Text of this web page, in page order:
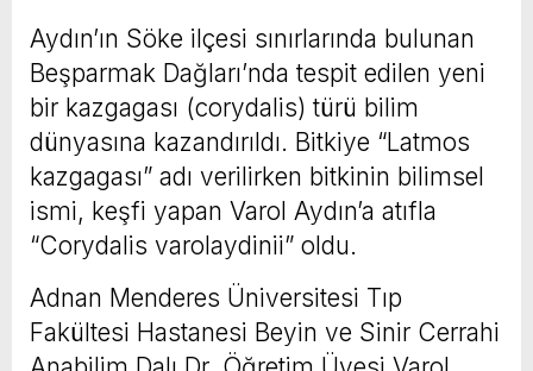
Aydın’ın Söke ilçesi sınırlarında bulunan
Beşparmak Dağları’nda tespit edilen yeni
bir kazgagası (corydalis) türü bilim
dünyasına kazandırıldı. Bitkiye “Latmos
kazgagası” adı verilirken bitkinin bilimsel
ismi, keşfi yapan Varol Aydın’a atıfla
“Corydalis varolaydinii” oldu.
Adnan Menderes Üniversitesi Tıp
Fakültesi Hastanesi Beyin ve Sinir Cerrahi